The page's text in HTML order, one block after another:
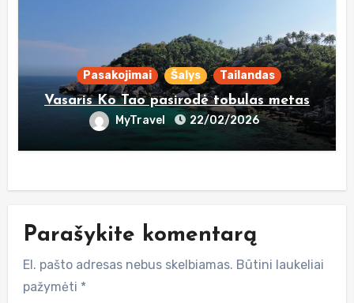
Pasakojimai Šalys Tailandas
Vasaris Ko Tao pasirodė tobulas metas
MyTravel 22/02/2026
Parašykite komentarą
El. pašto adresas nebus skelbiamas. Būtini laukeliai
pažymėti *